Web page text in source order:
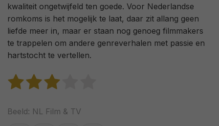
kwaliteit ongetwijfeld ten goede. Voor Nederlandse
romkoms is het mogelijk te laat, daar zit allang geen
liefde meer in, maar er staan nog genoeg filmmakers
te trappelen om andere genreverhalen met passie en
hartstocht te vertellen.
Beeld: NL Film & TV